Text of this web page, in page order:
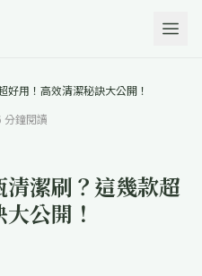
用！高效清潔秘訣大公開！
分鐘閱讀
潔刷？這幾款超
公開！